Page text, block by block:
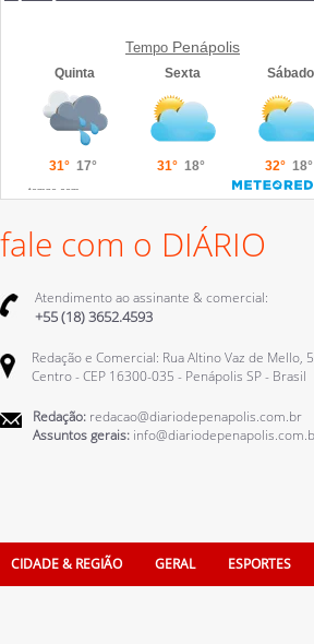
Tempo Penápolis
fale com o DIÁRIO
Atendimento ao assinante & comercial:
+55 (18) 3652.4593
Redação e Comercial: Rua Altino Vaz de Mello,
Centro - CEP 16300-035 - Penápolis SP - Brasil
Redação: redacao@diariodepenapolis.com.br
Assuntos gerais:
CIDADE & REGIÃO GERAL ESPORTES